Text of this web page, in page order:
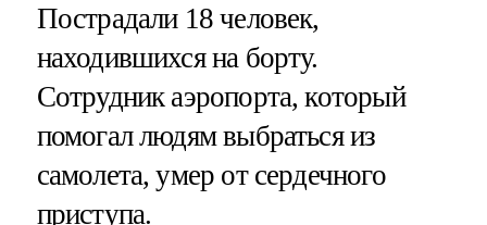
Пострадали 18 человек,
находившихся на борту.
Сотрудник аэропорта, который
помогал людям выбраться из
самолета, умер от сердечного
приступа.